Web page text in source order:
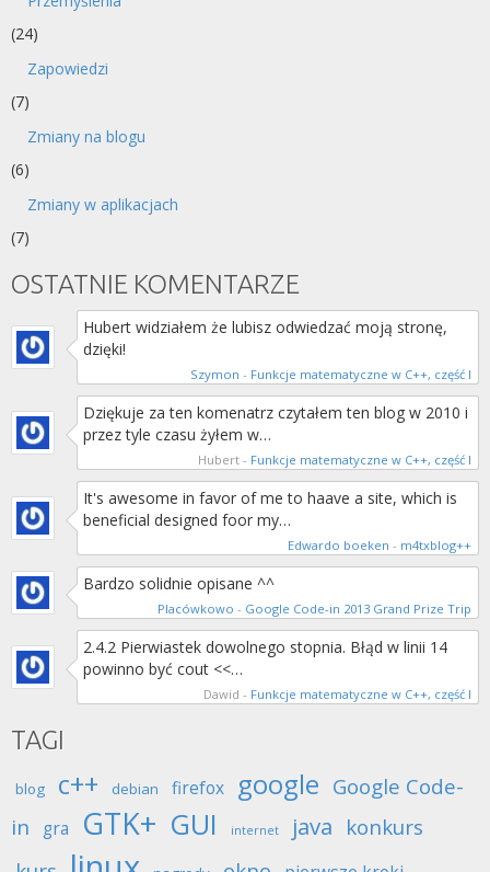
(24)
Zapowiedzi
(7)
Zmiany na blogu
(6)
Zmiany w aplikacjach
(7)
OSTATNIE KOMENTARZE
Hubert widziałem że lubisz odwiedzać moją stronę,
dzięki!
Szymon - Funkcje matematyczne w C++, część I
Dziękuje za ten komenatrz czytałem ten blog w 2010 i
przez tyle czasu żyłem w…
Hubert - Funkcje matematyczne w C++, część I
It's awesome in favor of me to haave a site, which is
beneficial designed foor my…
Edwardo boeken - m4txblog++
Bardzo solidnie opisane ^^
Placówkowo - Google Code-in 2013 Grand Prize Trip
2.4.2 Pierwiastek dowolnego stopnia. Błąd w linii 14
powinno być cout <<…
Dawid - Funkcje matematyczne w C++, część I
TAGI
blog c++ debian firefox google Google Code-
in
gra GTK+ GUI internet java konkurs